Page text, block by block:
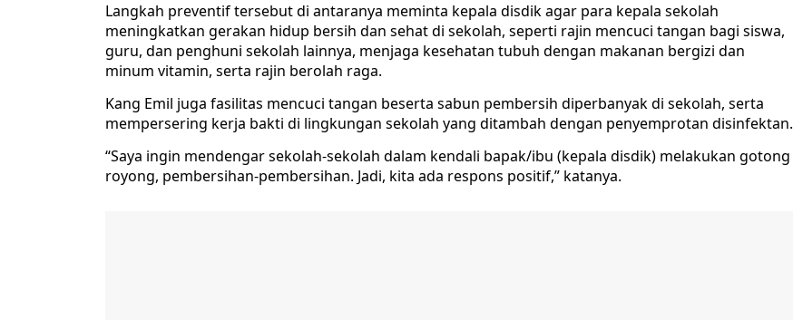
Langkah preventif tersebut di antaranya meminta kepala disdik agar para kepala sekolah
meningkatkan gerakan hidup bersih dan sehat di sekolah, seperti rajin mencuci tangan bagi siswa,
guru, dan penghuni sekolah lainnya, menjaga kesehatan tubuh dengan makanan bergizi dan
minum vitamin, serta rajin berolah raga.
Kang Emil juga fasilitas mencuci tangan beserta sabun pembersih diperbanyak di sekolah, serta
mempersering kerja bakti di lingkungan sekolah yang ditambah dengan penyemprotan disinfektan.
“Saya ingin mendengar sekolah-sekolah dalam kendali bapak/ibu (kepala disdik) melakukan gotong
royong, pembersihan-pembersihan. Jadi, kita ada respons positif,” katanya.